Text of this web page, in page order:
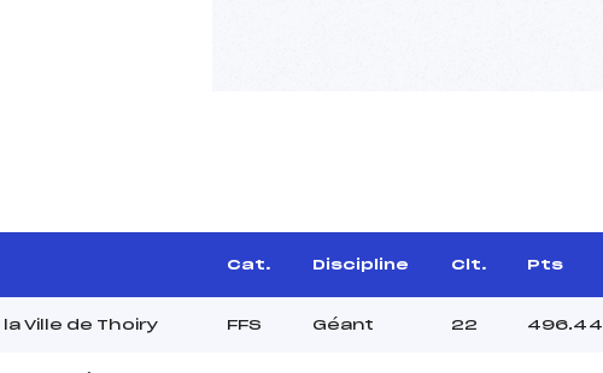
Cat. Discipline Clt. Pts
la Ville de Thoiry FFS Géant 22 496.44